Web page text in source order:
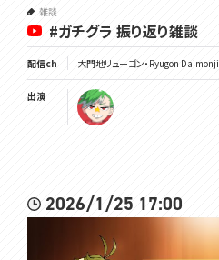
雑談
#ガチグラ 振り返り雑談
配信ch 大門地リューゴン・Ryugon Daimonji
出演
2026/1/25 17:00